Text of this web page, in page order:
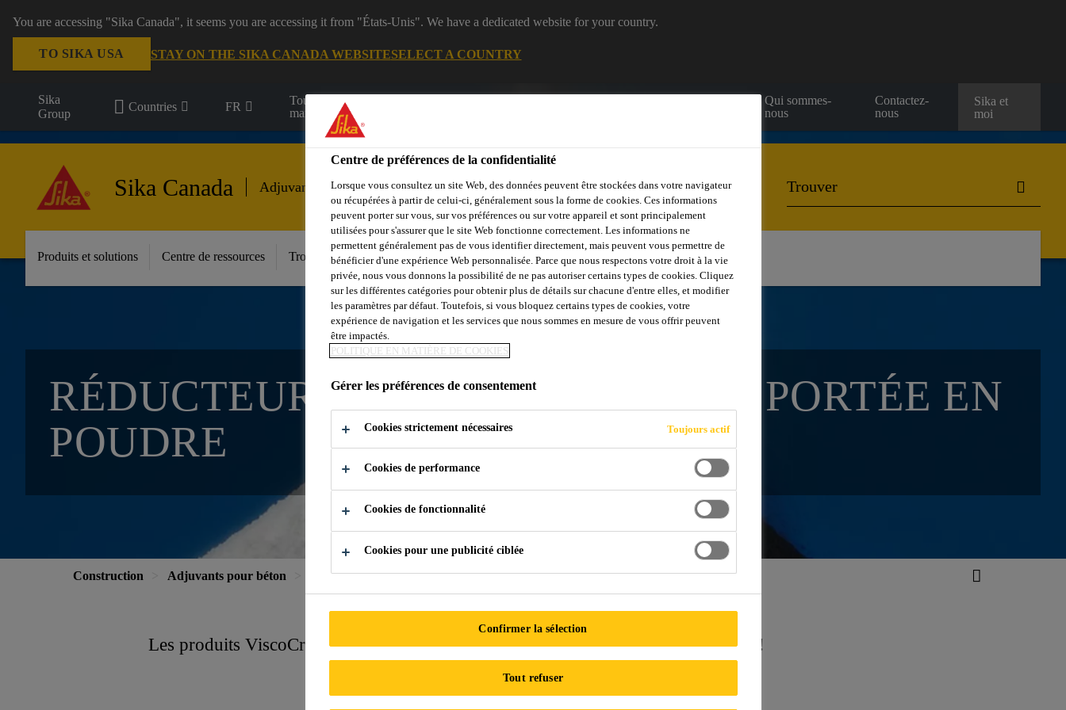
You are accessing "Sika Canada", it seems you are accessing it from "États-Unis". We have a dedicated website for your country.
TO SIKA USA STAY ON THE SIKA CANADA WEBSITESELECT A COUNTRY
Sika
Group
Countries FR
Tous les
marchés
Qui sommes-
nous
Contactez-
nous
Sika et
moi
Sika Canada Adjuvants pour béton
Produits et solutions Centre de ressources Trouver un distributeur Contactez-nous
RÉDUCTEURS D'EAU DE GRANDE PORTÉE EN
POUDRE
Construction Adjuvants pour béton Réducteurs d'eau Réducteurs d'eau de grande portée en poudre
Les produits ViscoCrete que vous connaissez et aimez déjà, sous forme de poudre !
Centre de préférences de la confidentialité
Lorsque vous consultez un site Web, des données peuvent être stockées dans votre navigateur
ou récupérées à partir de celui-ci, généralement sous la forme de cookies. Ces informations
peuvent porter sur vous, sur vos préférences ou sur votre appareil et sont principalement
utilisées pour s'assurer que le site Web fonctionne correctement. Les informations ne
permettent généralement pas de vous identifier directement, mais peuvent vous permettre de
bénéficier d'une expérience Web personnalisée. Parce que nous respectons votre droit à la vie
privée, nous vous donnons la possibilité de ne pas autoriser certains types de cookies. Cliquez
sur les différentes catégories pour obtenir plus de détails sur chacune d'entre elles, et modifier
les paramètres par défaut. Toutefois, si vous bloquez certains types de cookies, votre
expérience de navigation et les services que nous sommes en mesure de vous offrir peuvent
être impactés.
POLITIQUE EN MATIÈRE DE COOKIES
Gérer les préférences de consentement
Cookies strictement nécessaires Toujours actif
Cookies de performance
Cookies de fonctionnalité
Cookies pour une publicité ciblée
Confirmer la sélection
Tout refuser